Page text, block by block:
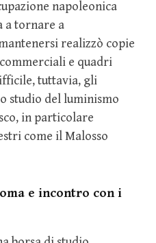
napoleonica
a tornare a
realizzò copie
e quadri
tuttavia, gli
studio del luminismo
in particolare
come il Malosso
e incontro con i